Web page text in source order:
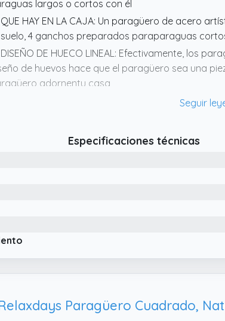
largos o cortos con él
HAY EN LA CAJA: Un paragüero de acero
4 ganchos preparados paraparaguas
DE HUECO LINEAL: Efectivamente, los
de huevos hace que el paragüero sea una
adornentu casa
DULZURA DE METAL: La apariencia de acero del
se puede sacar a cualquier momento. Puedes
Especificaciones técnicas
Paragüero Cuadrado,